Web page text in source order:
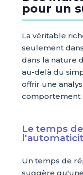
pour un
La véritable
seulement
dans la nature
au-delà du
offrir une
comportement
Le temps
Un temps de
suggère